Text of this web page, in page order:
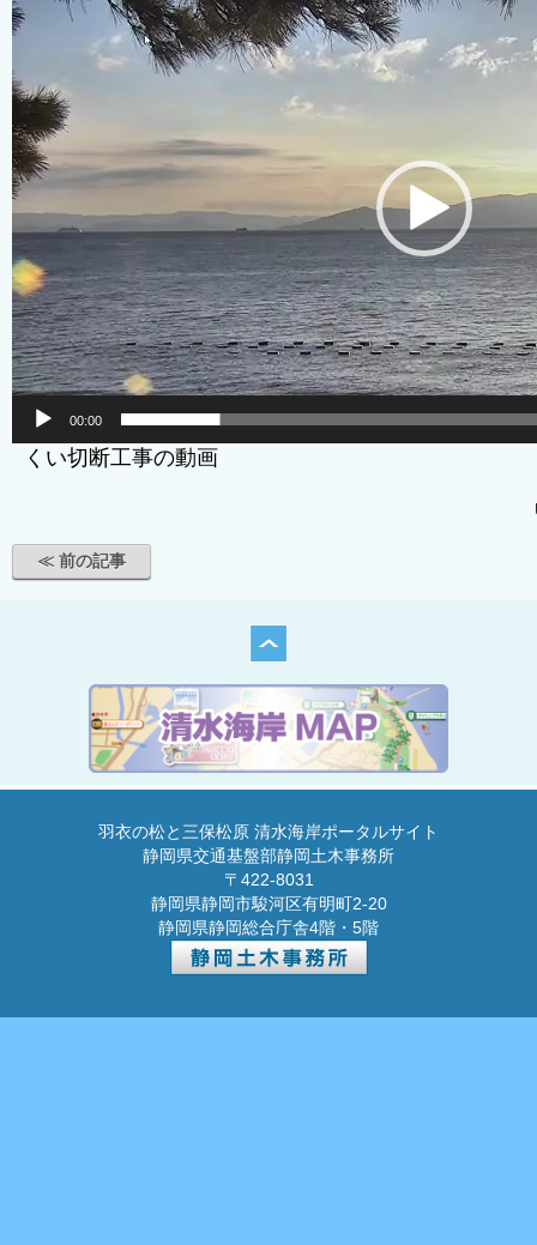
画
プ
ー
ヤ
ー
00:00
くい切断工事の動画
≪ 前の記事
羽衣の松と三保松原 清水海岸ポータルサイト
静岡県交通基盤部静岡土木事務所
〒422-8031
静岡県静岡市駿河区有明町2-20
静岡県静岡総合庁舎4階・5階